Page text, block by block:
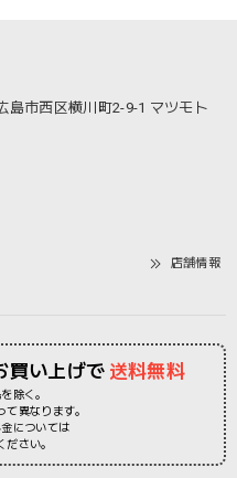
島市西区横川町2-9-1 マツモト
店舗情報
買い上げで 送料無料
除く。
て異なります。
については
ださい。